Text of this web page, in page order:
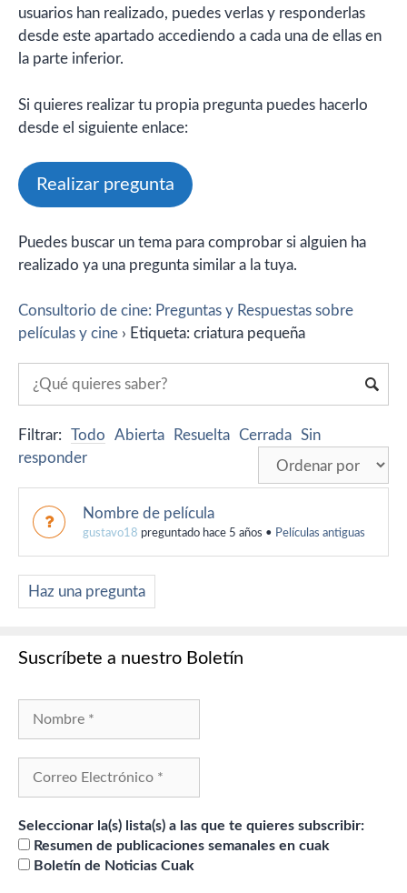
usuarios han realizado, puedes verlas y responderlas
desde este apartado accediendo a cada una de ellas en
la parte inferior.
Si quieres realizar tu propia pregunta puedes hacerlo
desde el siguiente enlace:
Realizar pregunta
Puedes buscar un tema para comprobar si alguien ha
realizado ya una pregunta similar a la tuya.
Consultorio de cine: Preguntas y Respuestas sobre
películas y cine › Etiqueta: criatura pequeña
Filtrar: Todo Abierta Resuelta Cerrada Sin
responder
Nombre de película
gustavo18 preguntado hace 5 años • Películas antiguas
Haz una pregunta
Suscríbete a nuestro Boletín
Seleccionar la(s) lista(s) a las que te quieres subscribir:
Resumen de publicaciones semanales en cuak
Boletín de Noticias Cuak